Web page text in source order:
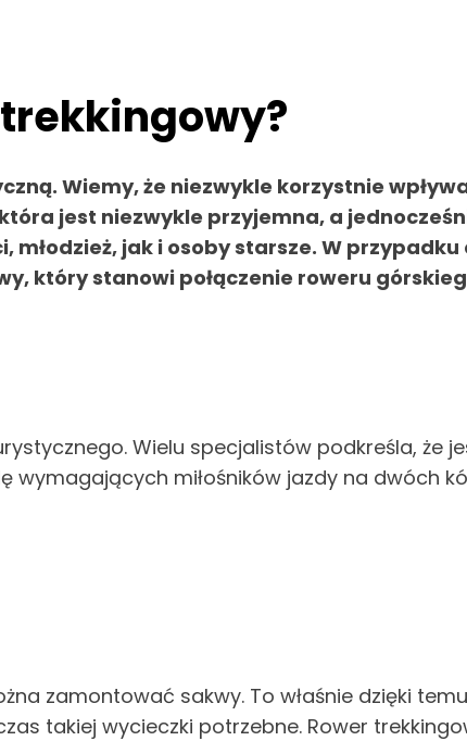
Wiemy, że niezwykle korzystnie
jest niezwykle przyjemna, a
jak i osoby starsze. W
który stanowi połączenie roweru
Wielu specjalistów podkreśla, że
miłośników jazdy na dwóch
zamontować sakwy. To właśnie dzięki
takiej wycieczki potrzebne. Rower